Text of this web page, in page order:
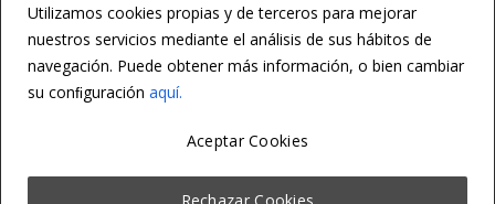
Utilizamos cookies propias y de terceros para mejorar
nuestros servicios mediante el análisis de sus hábitos de
navegación. Puede obtener más información, o bien cambiar
su conﬁguración aquí.
Rechazar Cookies
Aceptar Cookies